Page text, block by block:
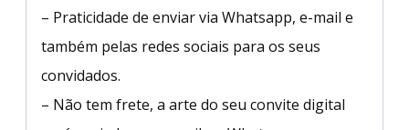
– Praticidade de enviar via Whatsapp, e-mail e
também pelas redes sociais para os seus
convidados.
– Não tem frete, a arte do seu convite digital